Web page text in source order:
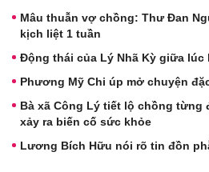
Mâu thuẫn vợ chồng: Thư Đan
kịch liệt 1 tuần
Động thái của Lý Nhã Kỳ giữa lúc
Phương Mỹ Chi úp mở chuyện
Bà xã Công Lý tiết lộ chồng từng
xảy ra biến cố sức khỏe
Lương Bích Hữu nói rõ tin đồn